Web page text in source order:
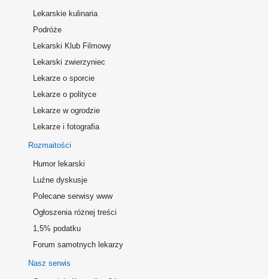
Lekarskie kulinaria
Podróże
Lekarski Klub Filmowy
Lekarski zwierzyniec
Lekarze o sporcie
Lekarze o polityce
Lekarze w ogrodzie
Lekarze i fotografia
Rozmaitości
Humor lekarski
Luźne dyskusje
Polecane serwisy www
Ogłoszenia różnej treści
1,5% podatku
Forum samotnych lekarzy
Nasz serwis